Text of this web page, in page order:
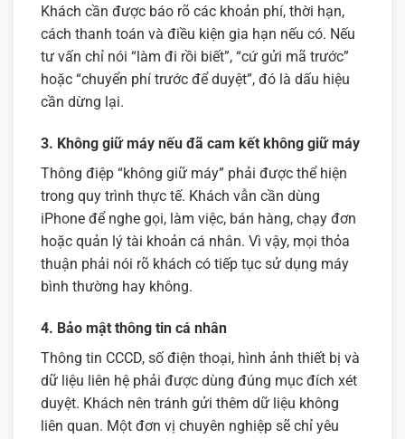
Khách cần được báo rõ các khoản phí, thời hạn,
cách thanh toán và điều kiện gia hạn nếu có. Nếu
tư vấn chỉ nói “làm đi rồi biết”, “cứ gửi mã trước”
hoặc “chuyển phí trước để duyệt”, đó là dấu hiệu
cần dừng lại.
3. Không giữ máy nếu đã cam kết không giữ máy
Thông điệp “không giữ máy” phải được thể hiện
trong quy trình thực tế. Khách vẫn cần dùng
iPhone để nghe gọi, làm việc, bán hàng, chạy đơn
hoặc quản lý tài khoản cá nhân. Vì vậy, mọi thỏa
thuận phải nói rõ khách có tiếp tục sử dụng máy
bình thường hay không.
4. Bảo mật thông tin cá nhân
Thông tin CCCD, số điện thoại, hình ảnh thiết bị và
dữ liệu liên hệ phải được dùng đúng mục đích xét
duyệt. Khách nên tránh gửi thêm dữ liệu không
liên quan. Một đơn vị chuyên nghiệp sẽ chỉ yêu